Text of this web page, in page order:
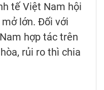
tế Việt Nam hội
lớn. Đối với
hợp tác trên
rủi ro thì chia